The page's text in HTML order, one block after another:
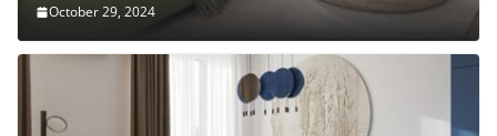
October 29, 2024